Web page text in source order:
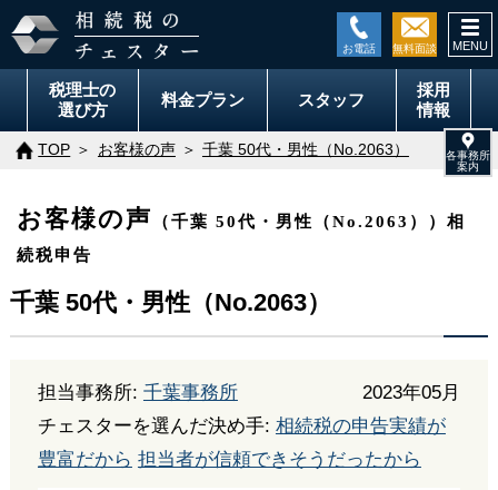
税理士の
選び方
料金プラン スタッフ
採用
情報
TOP お客様の声 千葉 50代・男性（No.2063）
お客様の声
（千葉 50代・男性（No.2063））相
続税申告
千葉 50代・男性（No.2063）
担当事務所: 千葉事務所
2023年05月
チェスターを選んだ決め手: 相続税の申告実績が
豊富だから 担当者が信頼できそうだったから